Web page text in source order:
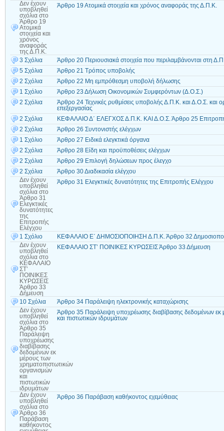
Δεν έχουν
υποβληθεί
σχόλια στο
Άρθρο 19
Ατομικά
στοιχεία και
χρόνος
αναφοράς
της Δ.Π.Κ.
Άρθρο 19 Ατομικά στοιχεία και χρόνος αναφοράς της Δ.Π.Κ.
3 Σχόλια
Άρθρο 20 Περιουσιακά στοιχεία που περιλαμβάνονται στη
5 Σχόλια
Άρθρο 21 Τρόπος υποβολής
2 Σχόλια
Άρθρο 22 Μη εμπρόθεσμη υποβολή δήλωσης
1 Σχόλιο
Άρθρο 23 Δήλωση Οικονομικών Συμφερόντων (Δ.Ο.Σ.)
2 Σχόλια
Άρθρο 24 Τεχνικές ρυθμίσεις υποβολής Δ.Π.Κ. και Δ.Ο.Σ. και
επεξεργασίας
2 Σχόλια
ΚΕΦΑΛΑΙΟ Δ΄ ΕΛΕΓΧΟΣ Δ.Π.Κ. ΚΑΙ Δ.Ο.Σ. Άρθρο 25
2 Σχόλια
Άρθρο 26 Συντονιστής ελέγχων
1 Σχόλιο
Άρθρο 27 Ειδικά ελεγκτικά όργανα
2 Σχόλια
Άρθρο 28 Είδη και προϋποθέσεις ελέγχων
2 Σχόλια
Άρθρο 29 Επιλογή δηλώσεων προς έλεγχο
2 Σχόλια
Άρθρο 30 Διαδικασία ελέγχου
Δεν έχουν
υποβληθεί
σχόλια στο
Άρθρο 31
Ελεγκτικές
δυνατότητες
της
Επιτροπής
Ελέγχου
Άρθρο 31 Ελεγκτικές δυνατότητες της Επιτροπής Ελέγχου
1 Σχόλιο
ΚΕΦΑΛΑΙΟ Ε΄ ΔΗΜΟΣΙΟΠΟΙΗΣΗ Δ.Π.Κ. Άρθρο 32
Δεν έχουν
υποβληθεί
σχόλια στο
ΚΕΦΑΛΑΙΟ
ΣΤ’
ΠΟΙΝΙΚΕΣ
ΚΥΡΩΣΕΙΣ
Άρθρο 33
Δήμευση
ΚΕΦΑΛΑΙΟ ΣΤ’ ΠΟΙΝΙΚΕΣ ΚΥΡΩΣΕΙΣ Άρθρο 33 Δήμευση
10 Σχόλια
Άρθρο 34 Παράλειψη ηλεκτρονικής καταχώρισης
Δεν έχουν
υποβληθεί
σχόλια στο
Άρθρο 35
Παράλειψη
υποχρέωσης
διαβίβασης
δεδομένων εκ
μέρους των
χρηματοπιστωτικών
οργανισμών
και
πιστωτικών
ιδρυμάτων
Άρθρο 35 Παράλειψη υποχρέωσης διαβίβασης δεδομένων εκ
και πιστωτικών ιδρυμάτων
Δεν έχουν
υποβληθεί
σχόλια στο
Άρθρο 36
Παράβαση
καθήκοντος
Άρθρο 36 Παράβαση καθήκοντος εχεμύθειας